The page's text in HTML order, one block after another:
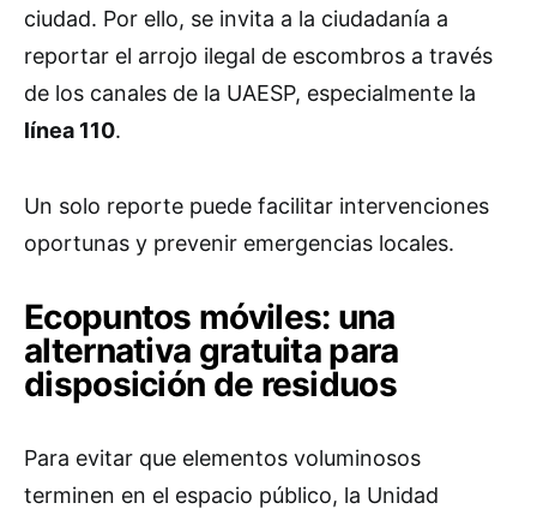
ciudad. Por ello, se invita a la ciudadanía a
reportar el arrojo ilegal de escombros a través
de los canales de la UAESP, especialmente la
línea 110.
Un solo reporte puede facilitar intervenciones
oportunas y prevenir emergencias locales.
Ecopuntos móviles: una
alternativa gratuita para
disposición de residuos
Para evitar que elementos voluminosos
terminen en el espacio público, la Unidad